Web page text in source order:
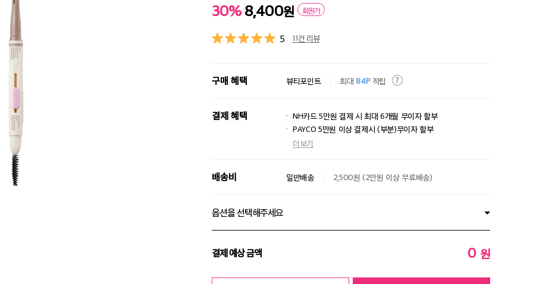
30% 8,400원 회원가
5 11건 리뷰
구매 혜택 뷰티포인트 최대 84P적립
결제 혜택
NH카드 5만원 결제 시 최대 6개월 무이자 할부
PAYCO 5만원 이상 결제시 (부분)무이자 할부
더보기
배송비 일반배송 2,500원 (2만원 이상 무료배송)
옵션을 선택해주세요
결제 예상 금액 0 원